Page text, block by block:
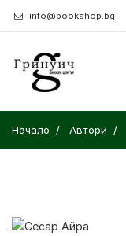
info@bookshop.bg
Начало Автори